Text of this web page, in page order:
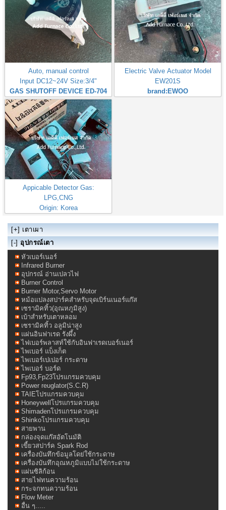
Auto, manual control
Input DC12~24V Size:3/4"
GAS SHUTOFF DEVICE ED-704
Electric Valve Actuator Model
EW201S
brand:EWOO
Appicable Detector Gas:
LPG,CNG
Origin: Korea
[+] เตาเผา
[-] อุปกรณ์เตา
หัวเบอร์เนอร์
Infrared Burner
อุปกรณ์ อ่านเปลวไฟ
Burner Control
Burner Motor,Servo Motor
หม้อแปลงสปาร์คสำหรับจุดเบิร์นเนอร์แก๊ส
เซรามิคทิ้ว(อุณหภูมิสูง)
เบ้าสำหรับเตาหลอม
เซรามิคทิ้ว อลูมิน่าสูง
แผ่นอินฟาเรด รังผึ้ง
ไฟเบอร์พลาสท์ใช้กับอินฟาเรดเบอร์เนอร์
ไพเบอร์ แบ็งเก็ต
ไพเบอร์เปเปอร์ กระดาษ
ไพเบอร์ บอร์ด
Fp93,Fp23โปรแกรมควบคุม
Power reuglator(S.C.R)
TAIEโปรแกรมควบคุม
Honeywellโปรแกรมควบคุม
Shimadenโปรแกรมควบคุม
Shinkoโปรแกรมควบคุม
สายพาน
กล่องจุดแก๊สอัตโนมัติ
เขี้ยวสปาร์ค Spark Rod
เครื่องบันทึกข้อมูลโดย่ใช้กระดาษ
เครื่องบันทึกอุณหภูมิแบบไม่ใช้กระดาษ
แผ่นซิลิก้อน
สายไฟทนความร้อน
กระจกทนความร้อน
Flow Meter
อื่น ๆ.....